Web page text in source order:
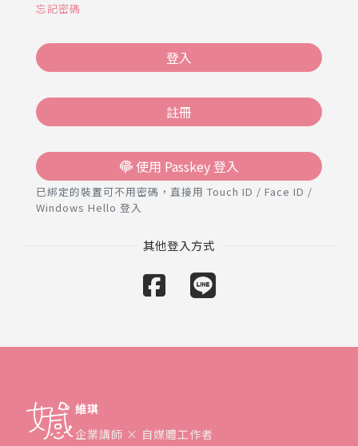
忘記密碼
登入
註冊
使用 Passkey 登入
已綁定的裝置可不用密碼，直接用 Touch ID / Face ID /
Windows Hello 登入
維琪
企業講師 × 自媒體工作者